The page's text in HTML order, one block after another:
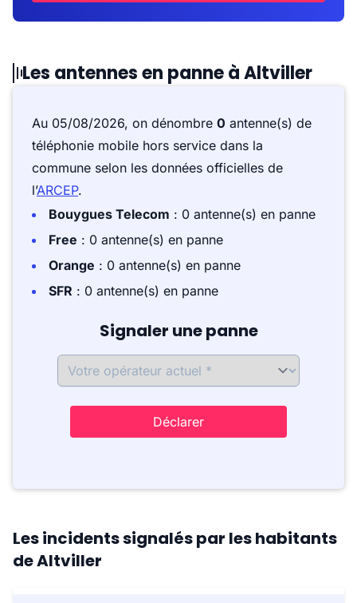
Les antennes en panne à Altviller
Au 05/08/2026, on dénombre 0 antenne(s) de
téléphonie mobile hors service dans la
commune selon les données officielles de
l’ARCEP.
Bouygues Telecom : 0 antenne(s) en panne
Free : 0 antenne(s) en panne
Orange : 0 antenne(s) en panne
SFR : 0 antenne(s) en panne
Signaler une panne
Déclarer
Les incidents signalés par les habitants
de Altviller